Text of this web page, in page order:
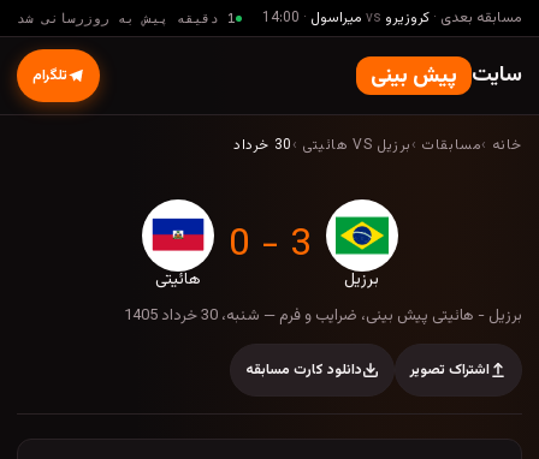
مسابقه بعدی · کروزیرو vs میراسول ·
14:00 1 دقیقه پیش به روزرسانی شد
سایت پیش بینی تلگرام
خانه ›مسابقات ›برزیل VS هائیتی ›30 خرداد
برزیل
3 - 0
هائیتی
برزیل - هائیتی پیش بینی، ضرایب و فرم — شنبه،
برزیل - هائیتی پیش بینی، ضرایب و فرم — شنبه، 30 خرداد 1405
اشتراک تصویر دانلود کارت مسابقه